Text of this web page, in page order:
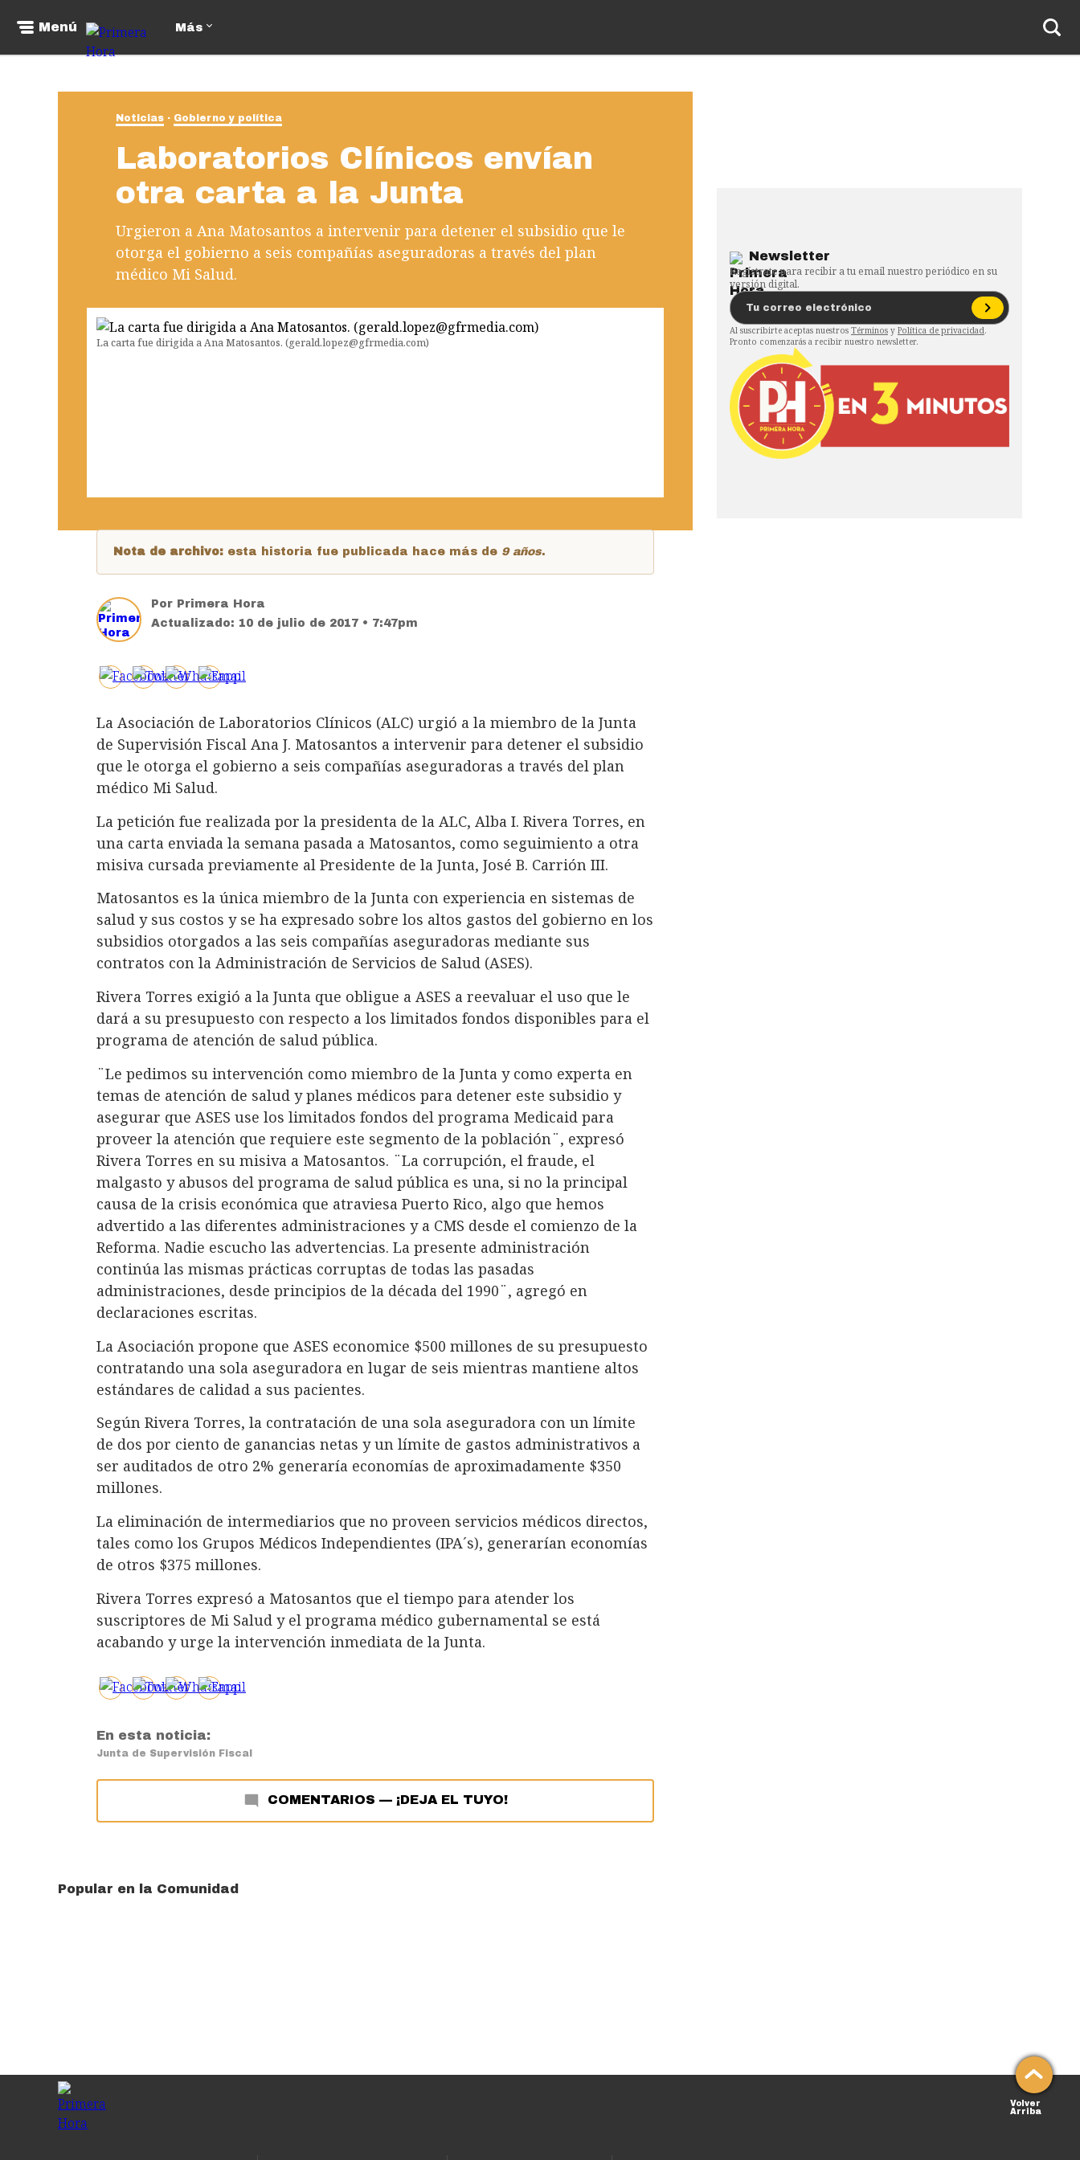
Menú Más
Noticias Gobierno y política
Laboratorios Clínicos envían
otra carta a la Junta
Urgieron a Ana Matosantos a intervenir para detener el subsidio que le
otorga el gobierno a seis compañías aseguradoras a través del plan
médico Mi Salud.
La carta fue dirigida a Ana Matosantos. (gerald.lopez@gfrmedia.com)
Nota de archivo: esta historia fue publicada hace más de 9 años.
Por Primera Hora
Actualizado: 10 de julio de 2017 • 7:47pm
La Asociación de Laboratorios Clínicos (ALC) urgió a la miembro de la Junta
de Supervisión Fiscal Ana J. Matosantos a intervenir para detener el subsidio
que le otorga el gobierno a seis compañías aseguradoras a través del plan
médico Mi Salud.
La petición fue realizada por la presidenta de la ALC, Alba I. Rivera Torres, en
una carta enviada la semana pasada a Matosantos, como seguimiento a otra
misiva cursada previamente al Presidente de la Junta, José B. Carrión III.
Matosantos es la única miembro de la Junta con experiencia en sistemas de
salud y sus costos y se ha expresado sobre los altos gastos del gobierno en los
subsidios otorgados a las seis compañías aseguradoras mediante sus
contratos con la Administración de Servicios de Salud (ASES).
Rivera Torres exigió a la Junta que obligue a ASES a reevaluar el uso que le
dará a su presupuesto con respecto a los limitados fondos disponibles para el
programa de atención de salud pública.
¨Le pedimos su intervención como miembro de la Junta y como experta en
temas de atención de salud y planes médicos para detener este subsidio y
asegurar que ASES use los limitados fondos del programa Medicaid para
proveer la atención que requiere este segmento de la población¨, expresó
Rivera Torres en su misiva a Matosantos. ¨La corrupción, el fraude, el
malgasto y abusos del programa de salud pública es una, si no la principal
causa de la crisis económica que atraviesa Puerto Rico, algo que hemos
advertido a las diferentes administraciones y a CMS desde el comienzo de la
Reforma. Nadie escucho las advertencias. La presente administración
continúa las mismas prácticas corruptas de todas las pasadas
administraciones, desde principios de la década del 1990¨, agregó en
declaraciones escritas.
La Asociación propone que ASES economice $500 millones de su presupuesto
contratando una sola aseguradora en lugar de seis mientras mantiene altos
estándares de calidad a sus pacientes.
Según Rivera Torres, la contratación de una sola aseguradora con un límite
de dos por ciento de ganancias netas y un límite de gastos administrativos a
ser auditados de otro 2% generaría economías de aproximadamente $350
millones.
La eliminación de intermediarios que no proveen servicios médicos directos,
tales como los Grupos Médicos Independientes (IPA´s), generarían economías
de otros $375 millones.
Rivera Torres expresó a Matosantos que el tiempo para atender los
suscriptores de Mi Salud y el programa médico gubernamental se está
acabando y urge la intervención inmediata de la Junta.
En esta noticia:
Junta de Supervisión Fiscal
COMENTARIOS — ¡DEJA EL TUYO!
Popular en la Comunidad
Newsletter
Regístrate para recibir a tu email nuestro periódico en su
versión digital.
Al suscribirte aceptas nuestros Términos y Política de privacidad.
Pronto comenzarás a recibir nuestro newsletter.
Volver
Arriba